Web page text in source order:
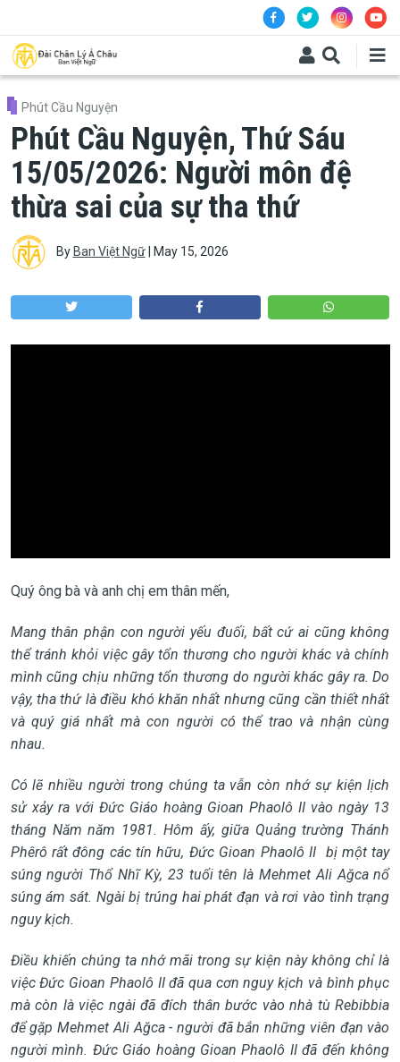
Phút Cầu Nguyện
Phút Cầu Nguyện, Thứ Sáu
15/05/2026: Người môn đệ
thừa sai của sự tha thứ
By Ban Việt Ngữ| May 15, 2026
Quý ông bà và anh chị em thân mến,
Mang thân phận con người yếu đuối, bất cứ ai cũng không
thể tránh khỏi việc gây tổn thương cho người khác và chính
mình cũng chịu những tổn thương do người khác gây ra. Do
vậy, tha thứ là điều khó khăn nhất nhưng cũng cần thiết nhất
và quý giá nhất mà con người có thể trao và nhận cùng
nhau.
Có lẽ nhiều người trong chúng ta vẫn còn nhớ sự kiện lịch
sử xảy ra với Đức Giáo hoàng Gioan Phaolô II vào ngày 13
tháng Năm năm 1981. Hôm ấy, giữa Quảng trường Thánh
Phêrô rất đông các tín hữu, Đức Gioan Phaolô II bị một tay
súng người Thổ Nhĩ Kỳ, 23 tuổi tên là Mehmet Ali Ağca nổ
súng ám sát. Ngài bị trúng hai phát đạn và rơi vào tình trạng
nguy kịch.
Điều khiến chúng ta nhớ mãi trong sự kiện này không chỉ là
việc Đức Gioan Phaolô II đã qua cơn nguy kịch và bình phục
mà còn là việc ngài đã đích thân bước vào nhà tù Rebibbia
để gặp Mehmet Ali Ağca - người đã bắn những viên đạn vào
người mình. Đức Giáo hoàng Gioan Phaolô II đã đến không